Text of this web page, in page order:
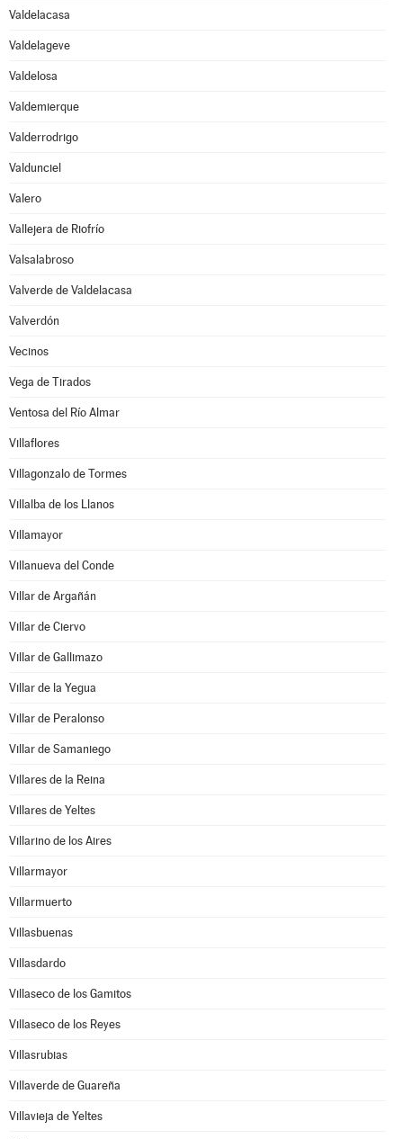
Valdelacasa
Valdelageve
Valdelosa
Valdemierque
Valderrodrigo
Valdunciel
Valero
Vallejera de Riofrío
Valsalabroso
Valverde de Valdelacasa
Valverdón
Vecinos
Vega de Tirados
Ventosa del Río Almar
Villaflores
Villagonzalo de Tormes
Villalba de los Llanos
Villamayor
Villanueva del Conde
Villar de Argañán
Villar de Ciervo
Villar de Gallimazo
Villar de la Yegua
Villar de Peralonso
Villar de Samaniego
Villares de la Reina
Villares de Yeltes
Villarino de los Aires
Villarmayor
Villarmuerto
Villasbuenas
Villasdardo
Villaseco de los Gamitos
Villaseco de los Reyes
Villasrubias
Villaverde de Guareña
Villavieja de Yeltes